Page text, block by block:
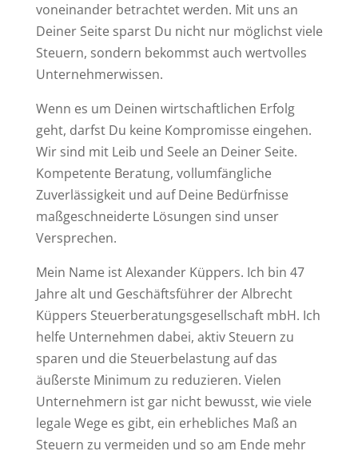
voneinander betrachtet werden. Mit uns an
Deiner Seite sparst Du nicht nur möglichst viele
Steuern, sondern bekommst auch wertvolles
Unternehmerwissen.
Wenn es um Deinen wirtschaftlichen Erfolg
geht, darfst Du keine Kompromisse eingehen.
Wir sind mit Leib und Seele an Deiner Seite.
Kompetente Beratung, vollumfängliche
Zuverlässigkeit und auf Deine Bedürfnisse
maßgeschneiderte Lösungen sind unser
Versprechen.
Mein Name ist Alexander Küppers. Ich bin 47
Jahre alt und Geschäftsführer der Albrecht
Küppers Steuerberatungsgesellschaft mbH. Ich
helfe Unternehmen dabei, aktiv Steuern zu
sparen und die Steuerbelastung auf das
äußerste Minimum zu reduzieren. Vielen
Unternehmern ist gar nicht bewusst, wie viele
legale Wege es gibt, ein erhebliches Maß an
Steuern zu vermeiden und so am Ende mehr